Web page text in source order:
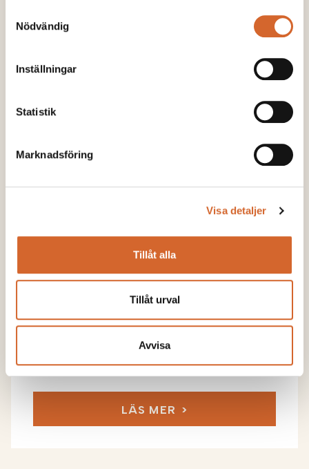
Nödvändig
Inställningar
Statistik
Marknadsföring
Visa detaljer
Tillåt alla
Tillåt urval
Avvisa
ekonomi framåt
Baskalk är det stabila valet för långsiktig
pH-effekt i växtodlingen
LÄS MER